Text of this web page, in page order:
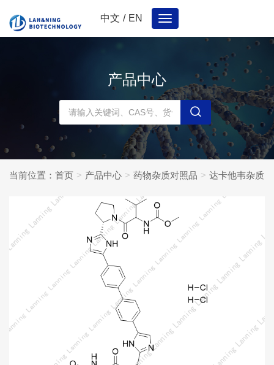
中文 / EN
Toggle
navigation
产品中心
当前位置： 首页 产品中心 药物杂质对照品 达卡他韦杂质